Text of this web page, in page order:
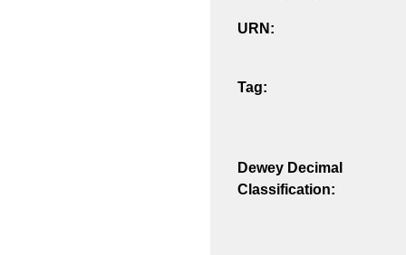
URN:
Tag:
Dewey Decimal
Classification: